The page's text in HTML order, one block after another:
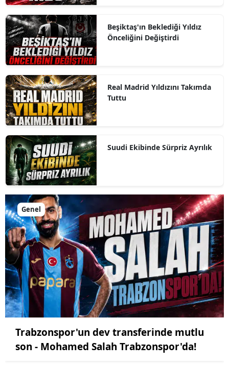
Beşiktaş'ın Beklediği Yıldız
Önceliğini Değiştirdi
Real Madrid Yıldızını Takımda
Tuttu
Suudi Ekibinde Sürpriz Ayrılık
Genel
Trabzonspor'un dev transferinde mutlu
son - Mohamed Salah Trabzonspor'da!